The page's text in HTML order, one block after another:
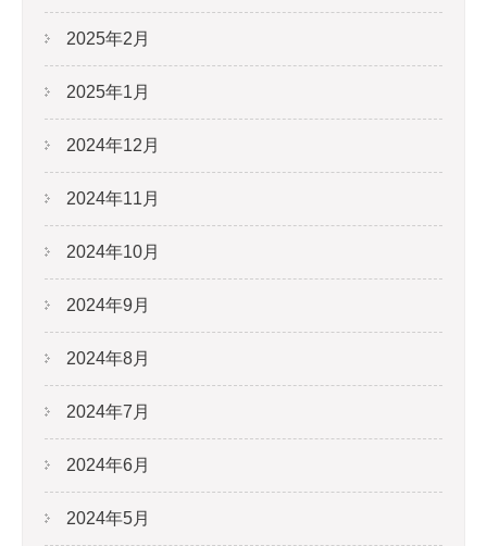
2025年2月
2025年1月
2024年12月
2024年11月
2024年10月
2024年9月
2024年8月
2024年7月
2024年6月
2024年5月